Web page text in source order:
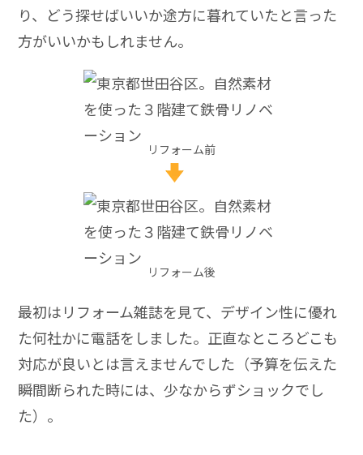
り、どう探せばいいか途方に暮れていたと言った
方がいいかもしれません。
リフォーム前
リフォーム後
最初はリフォーム雑誌を見て、デザイン性に優れ
た何社かに電話をしました。正直なところどこも
対応が良いとは言えませんでした（予算を伝えた
瞬間断られた時には、少なからずショックでし
た）。